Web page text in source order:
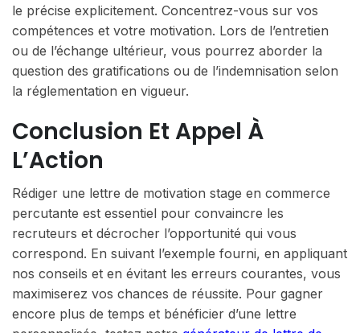
le précise explicitement. Concentrez-vous sur vos
compétences et votre motivation. Lors de l’entretien
ou de l’échange ultérieur, vous pourrez aborder la
question des gratifications ou de l’indemnisation selon
la réglementation en vigueur.
Conclusion Et Appel À
L’Action
Rédiger une lettre de motivation stage en commerce
percutante est essentiel pour convaincre les
recruteurs et décrocher l’opportunité qui vous
correspond. En suivant l’exemple fourni, en appliquant
nos conseils et en évitant les erreurs courantes, vous
maximiserez vos chances de réussite. Pour gagner
encore plus de temps et bénéficier d’une lettre